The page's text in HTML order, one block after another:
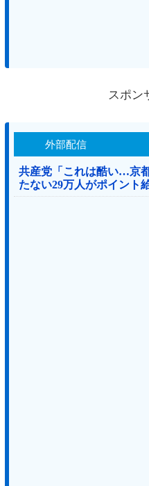
スポン
外部配信
共産党「これは酷い…京
たない29万人がポイント